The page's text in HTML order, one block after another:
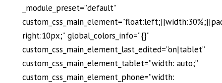
_module_preset=”default”
right:10px;” global_colors_info=”{}”
custom_css_main_element_last_edited=”on|tablet”
custom_css_main_element_tablet=”width: auto;”
custom_css_main_element_phone=”width: